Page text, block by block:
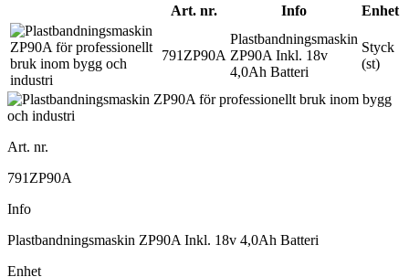
Art. nr.
Info Enhet
791ZP90A
Plastbandningsmaskin
ZP90A Inkl. 18v
4,0Ah Batteri
Styck
(st)
Art. nr.
791ZP90A
Info
Plastbandningsmaskin ZP90A Inkl. 18v 4,0Ah Batteri
Enhet